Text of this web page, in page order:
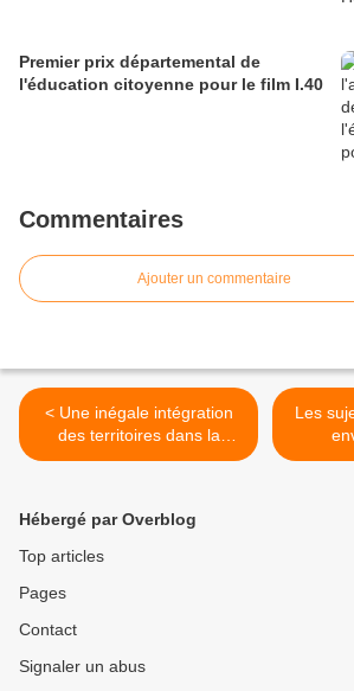
Premier prix départemental de
l'éducation citoyenne pour le film I.40
Commentaires
Ajouter un commentaire
< Une inégale intégration
des territoires dans la
mondialisation
Les
Hébergé par Overblog
Top articles
Pages
Contact
Signaler un abus